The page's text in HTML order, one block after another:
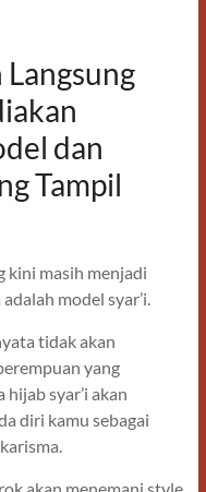
dan
Tampil
kini masih menjadi
model syar’i.
tidak akan
yang
syar’i akan
diri kamu sebagai